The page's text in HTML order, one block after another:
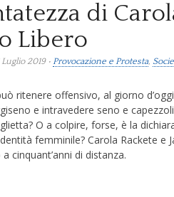
di
Libero
Luglio 2019 • Provocazione e Protesta,
ritenere offensivo, al giorno
e intravedere seno e
O a colpire, forse, è la
femminile? Carola Rackete e
cinquant’anni di distanza.